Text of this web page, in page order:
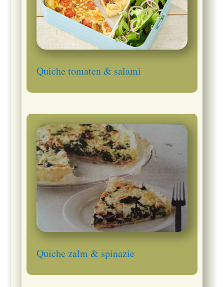
Quiche tomaten & salami
Quiche zalm & spinazie